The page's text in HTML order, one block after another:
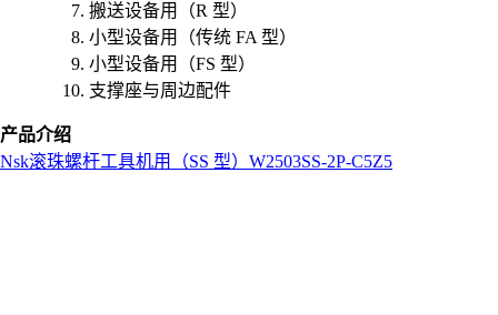
搬送设备用（R 型）
小型设备用（传统 FA 型）
小型设备用（FS 型）
支撑座与周边配件
产品介绍
Nsk滚珠螺杆工具机用（SS 型） W2503SS-2P-C5Z5